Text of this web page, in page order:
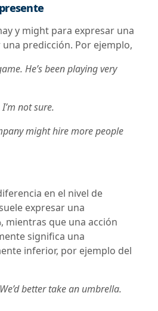
y might para expresar una
predicción. Por ejemplo,
He’s been playing very
not sure.
might hire more people
en el nivel de
expresar una
mientras que una acción
significa una
inferior, por ejemplo del
better take an umbrella.